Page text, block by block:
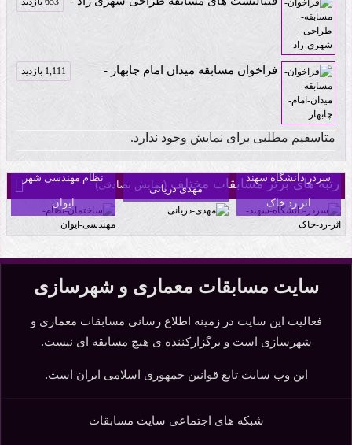
فراخوان مسابقه میدان امام چابهار - 1,111 بازدید
متاسفیم مطلبی برای نمایش وجود ندارد.
رتبه های برتر مسابقات مختلف (نمایش تصادفی)
سردر دانشگاه سهند
اثر رد خاک
سردر مجموعه
بنکداران آمل اثر
مهدی دریانی
طراحی ساختمان
نظام مهندسی شهر
ایوان
سایت مسابقات معماری و شهرسازی
فعالیت این سایت در زمینه اطلاع رسانی مسابقات معماری و
شهرسازی است و برگزارکننده ی هیچ مسابقه ای نیست.
این وب سایت تابع قوانین جمهوری اسلامی ایران است.
شبکه های اجتماعی سایت مسابقات